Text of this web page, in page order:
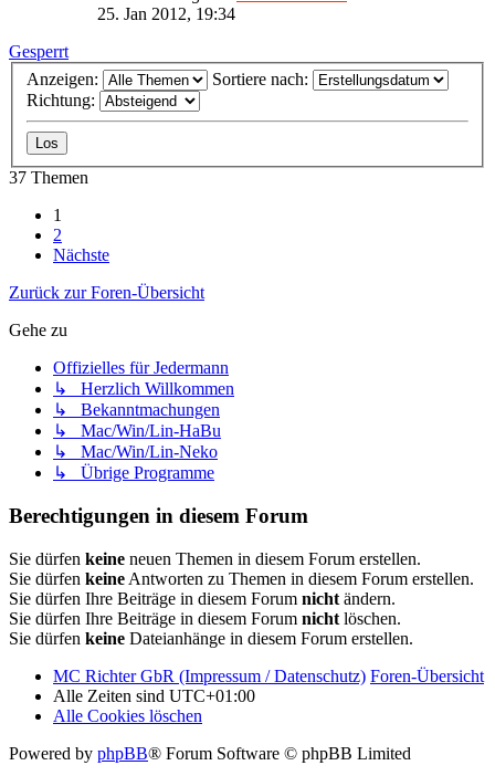
25. Jan 2012, 19:34
Gesperrt
Anzeigen:
Sortiere nach:
Richtung:
37 Themen
1
2
Nächste
Zurück zur Foren-Übersicht
Gehe zu
Offizielles für Jedermann
↳ Herzlich Willkommen
↳ Bekanntmachungen
↳ Mac/Win/Lin-HaBu
↳ Mac/Win/Lin-Neko
↳ Übrige Programme
Berechtigungen in diesem Forum
Sie dürfen keine neuen Themen in diesem Forum erstellen.
Sie dürfen keine Antworten zu Themen in diesem Forum erstellen.
Sie dürfen Ihre Beiträge in diesem Forum nicht ändern.
Sie dürfen Ihre Beiträge in diesem Forum nicht löschen.
Sie dürfen keine Dateianhänge in diesem Forum erstellen.
MC Richter GbR (Impressum / Datenschutz) Foren-Übersicht
Alle Zeiten sind UTC+01:00
Alle Cookies löschen
Powered by phpBB® Forum Software © phpBB Limited